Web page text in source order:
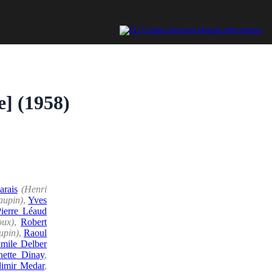
(1958)
(Henri
, Yves
Léaud
,Robert
, Raoul
Delber
Dinay,
Medar,